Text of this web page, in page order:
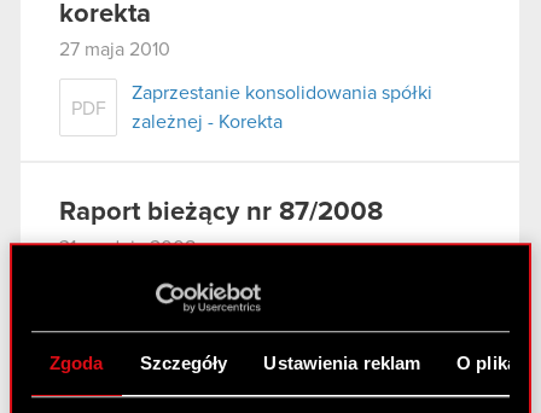
Zgoda Szczegóły Ustawienia reklam O
korekta
27 maja 2010
PDF
Zaprzestanie konsolidowania spółki
zależnej - Korekta
Raport bieżący nr 87/2008
31 grudnia 2008
Terminy przekazywania raportów
okresowych w 2009 roku